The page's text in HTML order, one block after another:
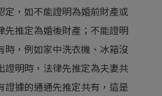
定，如不能證明為婚前財產或
先推定為婚後財產；不能證明
時，例如家中洗衣機、冰箱沒
證明時，法律先推定為夫妻共
證據的通通先推定共有，這是